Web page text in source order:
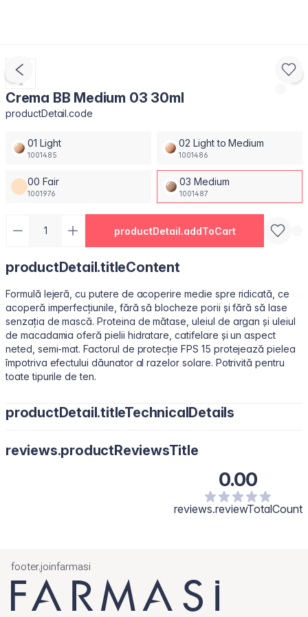
Crema BB Medium 03 30ml
productDetail.code
01 Light
1001485
02 Light to Medium
1001486
00 Fair
1001976
03 Medium
1001487
productDetail.addToCart
productDetail.titleContent
Formulă lejeră, cu putere de acoperire medie spre ridicată, ce
acoperă imperfecțiunile, fără să blocheze porii și fără să lase
senzația de mască. Proteina de mătase, uleiul de argan și uleiul
de macadamia oferă pielii hidratare, catifelare și un aspect
neted, semi-mat. Factorul de protecție FPS 15 protejează pielea
împotriva efectului dăunator al razelor solare. Potrivită pentru
toate tipurile de ten.
productDetail.titleTechnicalDetails
Inactives: Water/Aqua, Cyclopentasiloxane, Butylene Glycol,
PEG-10 Dimethicone, Dimethicone, Disteardimonium Hectorite,
Trimethylsiloxysilicate, Phenoxyethanol, Phenethyl Alcohol,
Sodium Chloride, Sodium Carrageenan, Silica, Sea Salt/Maris
Sal, Polymethylsilsesquioxane, Jojoba Esters, Tocopherol,
reviews.productReviewsTitle
0.00
reviews.reviewTotalCount
footer.joinfarmasi